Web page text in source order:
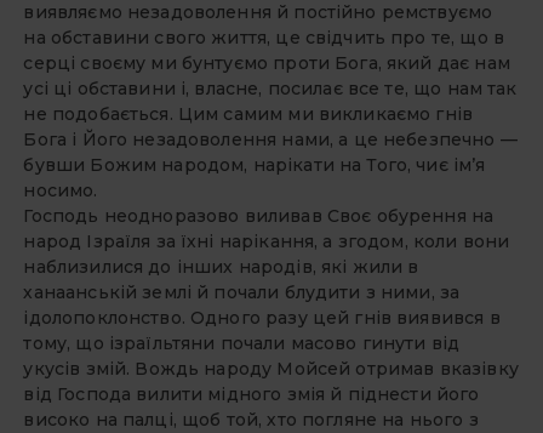
виявляємо незадоволення й постійно ремствуємо
на обставини свого життя, це свідчить про те, що в
серці своєму ми бунтуємо проти Бога, який дає нам
усі ці обставини і, власне, посилає все те, що нам так
не подобається. Цим самим ми викликаємо гнів
Бога і Його незадоволення нами, а це небезпечно —
бувши Божим народом, нарікати на Того, чиє ім’я
носимо.
Господь неодноразово виливав Своє обурення на
народ Ізраїля за їхні нарікання, а згодом, коли вони
наблизилися до інших народів, які жили в
ханаанській землі й почали блудити з ними, за
ідолопоклонство. Одного разу цей гнів виявився в
тому, що ізраїльтяни почали масово гинути від
укусів змій. Вождь народу Мойсей отримав вказівку
від Господа вилити мідного змія й піднести його
високо на палці, щоб той, хто погляне на нього з